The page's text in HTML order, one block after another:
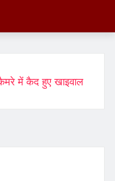
में कैद हुए खाइवाल